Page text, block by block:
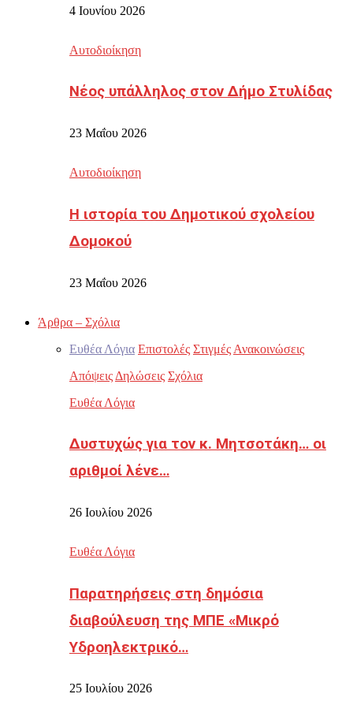
4 Ιουνίου 2026
Αυτοδιοίκηση
Νέος υπάλληλος στον Δήμο Στυλίδας
23 Μαΐου 2026
Αυτοδιοίκηση
Η ιστορία του Δημοτικού σχολείου
Δομοκού
23 Μαΐου 2026
Άρθρα – Σχόλια
Ευθέα Λόγια Επιστολές Στιγμές Ανακοινώσεις
Απόψεις Δηλώσεις Σχόλια
Ευθέα Λόγια
Δυστυχώς για τον κ. Μητσοτάκη… οι
αριθμοί λένε…
26 Ιουλίου 2026
Ευθέα Λόγια
Παρατηρήσεις στη δημόσια
διαβούλευση της ΜΠΕ «Μικρό
Υδροηλεκτρικό…
25 Ιουλίου 2026